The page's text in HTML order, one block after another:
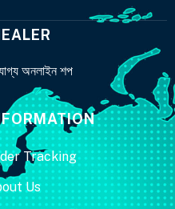
অনলাইন শপ
Tracking
Us